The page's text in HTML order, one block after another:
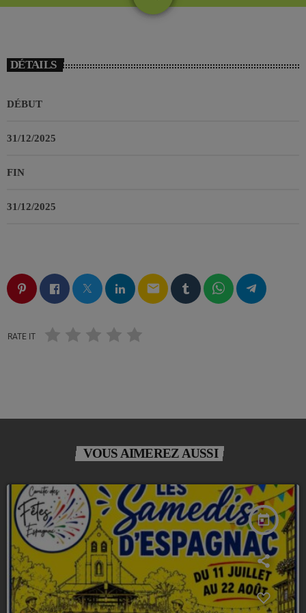
DÉTAILS
DÉBUT
31/12/2025
FIN
31/12/2025
email
RATE IT
VOUS AIMEREZ AUSSI
today